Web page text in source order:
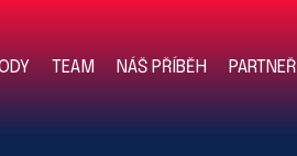
TEAM NÁŠ PŘÍBĚH PARTNEŘI